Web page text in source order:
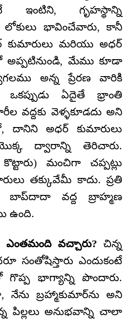
ఇంటిని, గృహస్థాన్ని
లోకులు భావించేవారు, కానీ
కుమారులు మరియు అధర్
అప్పటినుండి, మేము కూడా
అన్న ప్రేరణ వారికి
ఏదైతే భ్రాంతి
వద్దకు వెళ్ళకూడదు అని
దానిని అధర్ కుమారులు
ద్వారాన్ని తెరిచారు.
మంచిగా చప్పట్లు
తక్కువేమీ కాదు. ప్రతి
బాప్‌దాదా వద్ద బ్రాహ్మణ
ఉంది.
ఎంతమంది వచ్చారు? చిన్న
సంతోషిస్తారు ఎందుకంటే
గొప్ప భాగ్యాన్ని పొందారు.
నేను బ్రహ్మాకుమార్‌ను అని
పిల్లలు అనుభవాన్ని చాలా